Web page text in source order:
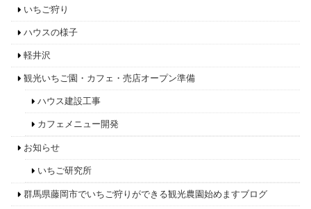
いちご狩り
ハウスの様子
軽井沢
観光いちご園・カフェ・売店オープン準備
ハウス建設工事
カフェメニュー開発
お知らせ
いちご研究所
群馬県藤岡市でいちご狩りができる観光農園始めますブログ